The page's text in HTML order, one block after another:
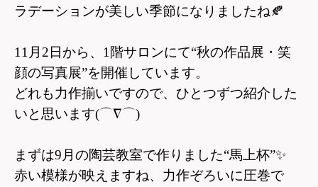
ラデーションが美しい季節になりましたね🍂
11月2日から、1階サロンにて“秋の作品展・笑
顔の写真展”を開催しています。
どれも力作揃いですので、ひとつずつ紹介した
いと思います(⌒∇⌒)
まずは9月の陶芸教室で作りました“馬上杯”✨
赤い模様が映えますね、力作ぞろいに圧巻で